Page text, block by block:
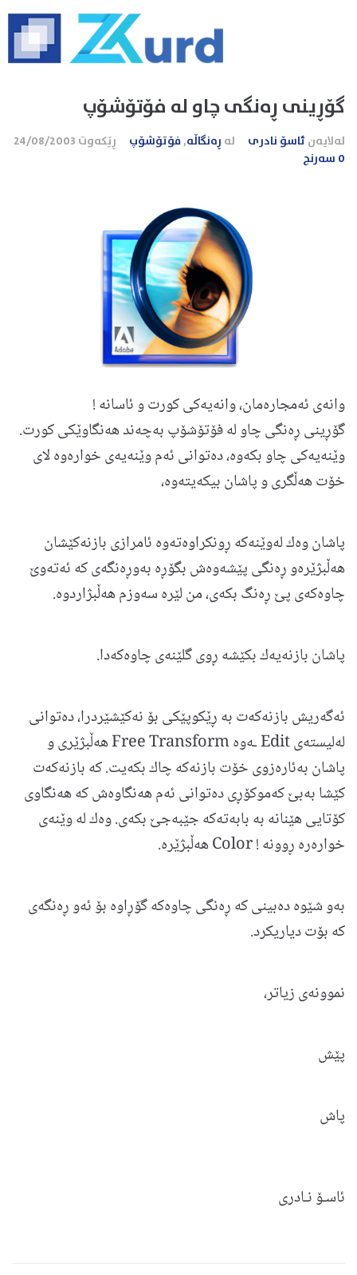
گۆڕینی ڕه‌نگی چاو له فۆتۆشۆپ
لەلایەن ئاسۆ نادری لە ڕەنگاڵە,فۆتۆشۆپ ڕێکەوت 24/08/2003
0 سەرنج
وانه‌ی ئه‌مجاره‌مان، وانه‌یه‌كی كورت و ئاسانه‌ !
گۆڕینی ڕه‌نگی چاو له‌ فۆتۆشۆپ به‌چه‌ند هه‌نگاوێكی كورت.
وێنه‌یه‌كی چاو بكه‌وه، ده‌توانی ئه‌م وێنه‌یه‌ی خواره‌وه لای
خۆت هه‌ڵگری و پاشان بیكه‌یته‌وه،
پاشان وه‌ك له‌وێنه‌كه‌ ڕونكراوه‌ته‌وه ئامرازی بازنه‌كێشان
هه‌ڵبژێره‌و ڕه‌نگی پێشه‌وه‌ش بگۆڕه‌ به‌وڕه‌نگه‌ی كه‌ ئه‌ته‌وێ
چاوه‌كه‌ی پێ ڕه‌نگ بكه‌ی، من لێره سه‌وزم هه‌ڵبژاردوه.
پاشان بازنه‌یه‌ك بكێشه‌ ڕوی گلێنه‌ی چاوه‌كه‌دا.
ئه‌گه‌ریش بازنه‌كه‌ت به‌ ڕێكوپێكی بۆ نه‌كێشێردرا، ده‌توانی
له‌لیسته‌ی Edit ـه‌وه Free Transform هه‌ڵبژێری و
پاشان به‌ئاره‌زوی خۆت بازنه‌كه‌ چاك بكه‌یت. كه‌ بازنه‌كه‌ت
كێشا به‌بێ كه‌موكۆڕی ده‌توانی ئه‌م هه‌نگاوه‌ش كه‌ هه‌نگاوی
كۆتایی هێنانه‌ به‌ بابه‌ته‌كه‌ جێبه‌جێ بكه‌ی. وه‌ك له‌ وێنه‌ی
خواره‌ره ڕوونه‌ ! Color هه‌ڵبژێره.
به‌و شێوه‌ ده‌بینی كه ڕه‌نگی چاوه‌كه گۆڕاوه بۆ ئه‌و ڕه‌نگه‌ی
كه بۆت دیاریكرد.
نموونه‌ی زیاتر،
پێش
پاش
ئاسـۆ نـادری